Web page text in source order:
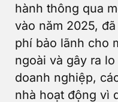
hành thông qua
vào năm 2025,
phí bảo lãnh cho
ngoài và gây ra
doanh nghiệp,
nhà hoạt động vì